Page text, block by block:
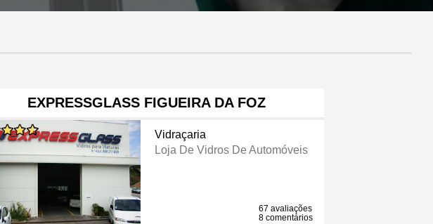
EXPRESSGLASS FIGUEIRA DA FOZ
Vidraçaria
Loja De Vidros De Automóveis
67 avaliações
8 comentários